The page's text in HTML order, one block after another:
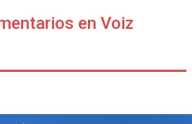
en Voiz